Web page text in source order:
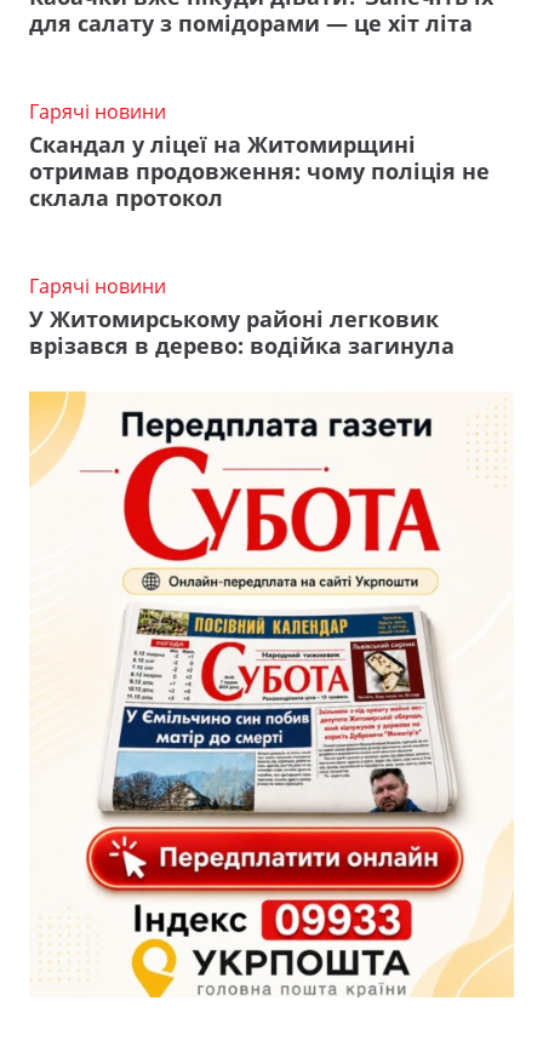
для салату з помідорами — це хіт літа
Гарячі новини
Скандал у ліцеї на Житомирщині
отримав продовження: чому поліція не
склала протокол
Гарячі новини
У Житомирському районі легковик
врізався в дерево: водійка загинула